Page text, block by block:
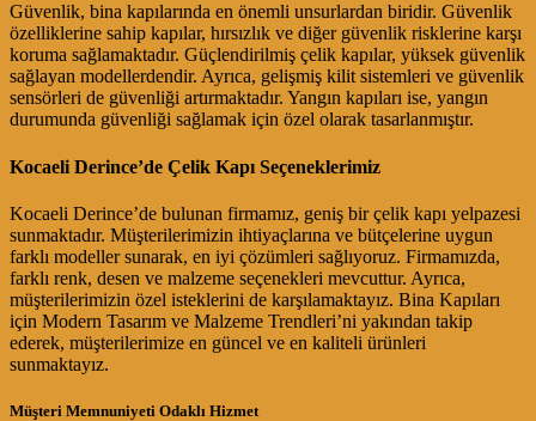
Güvenlik, bina kapılarında en önemli unsurlardan biridir. Güvenlik
özelliklerine sahip kapılar, hırsızlık ve diğer güvenlik risklerine karşı
koruma sağlamaktadır. Güçlendirilmiş çelik kapılar, yüksek güvenlik
sağlayan modellerdendir. Ayrıca, gelişmiş kilit sistemleri ve güvenlik
sensörleri de güvenliği artırmaktadır. Yangın kapıları ise, yangın
durumunda güvenliği sağlamak için özel olarak tasarlanmıştır.
Kocaeli Derince’de Çelik Kapı Seçeneklerimiz
Kocaeli Derince’de bulunan firmamız, geniş bir çelik kapı yelpazesi
sunmaktadır. Müşterilerimizin ihtiyaçlarına ve bütçelerine uygun
farklı modeller sunarak, en iyi çözümleri sağlıyoruz. Firmamızda,
farklı renk, desen ve malzeme seçenekleri mevcuttur. Ayrıca,
müşterilerimizin özel isteklerini de karşılamaktayız. Bina Kapıları
için Modern Tasarım ve Malzeme Trendleri’ni yakından takip
ederek, müşterilerimize en güncel ve en kaliteli ürünleri
sunmaktayız.
Müşteri Memnuniyeti Odaklı Hizmet